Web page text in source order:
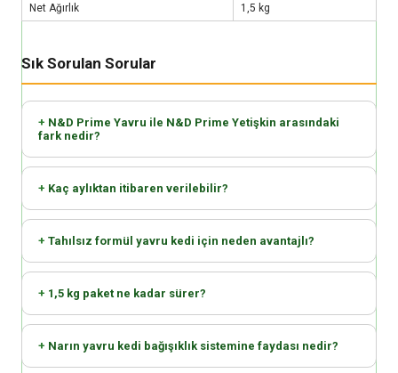
Net Ağırlık 1,5 kg
Sık Sorulan Sorular
N&D Prime Yavru ile N&D Prime Yetişkin arasındaki
fark nedir?
Kaç aylıktan itibaren verilebilir?
Tahılsız formül yavru kedi için neden avantajlı?
1,5 kg paket ne kadar sürer?
Narın yavru kedi bağışıklık sistemine faydası nedir?